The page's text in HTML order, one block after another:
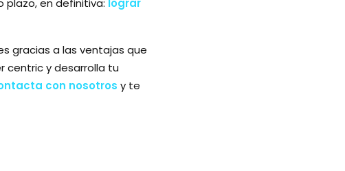
plazo, en definitiva: lograr
gracias a las ventajas que
centric y desarrolla tu
con nosotros y te